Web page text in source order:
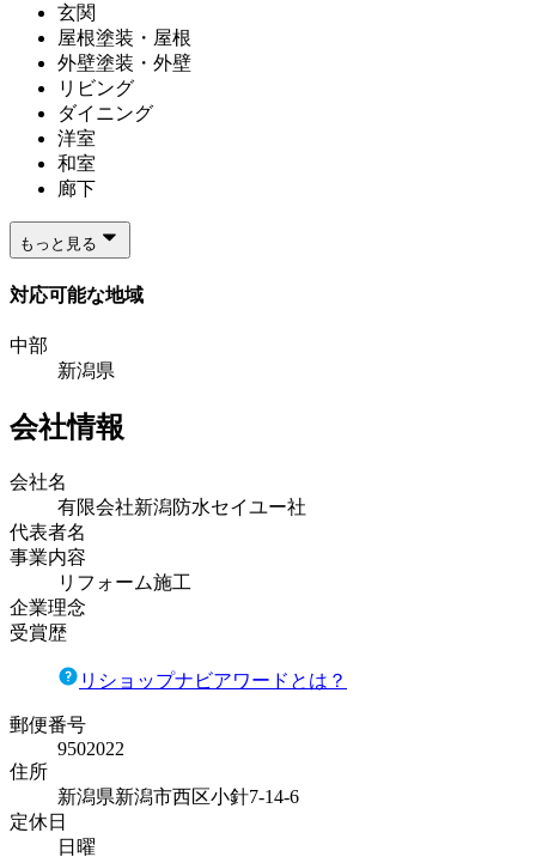
玄関
屋根塗装・屋根
外壁塗装・外壁
リビング
ダイニング
洋室
和室
廊下
もっと見る
対応可能な地域
中部
新潟県
会社情報
会社名
有限会社新潟防水セイユー社
代表者名
事業内容
リフォーム施工
企業理念
受賞歴
リショップナビアワードとは？
郵便番号
9502022
住所
新潟県新潟市西区小針7-14-6
定休日
日曜